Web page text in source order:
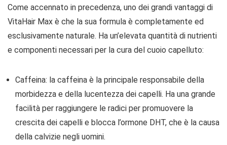
Come accennato in precedenza, uno dei grandi vantaggi di
VitaHair Max è che la sua formula è completamente ed
esclusivamente naturale. Ha un’elevata quantità di nutrienti
e componenti necessari per la cura del cuoio capelluto:
Caffeina: la caffeina è la principale responsabile della
morbidezza e della lucentezza dei capelli. Ha una grande
facilità per raggiungere le radici per promuovere la
crescita dei capelli e blocca l’ormone DHT, che è la causa
della calvizie negli uomini.